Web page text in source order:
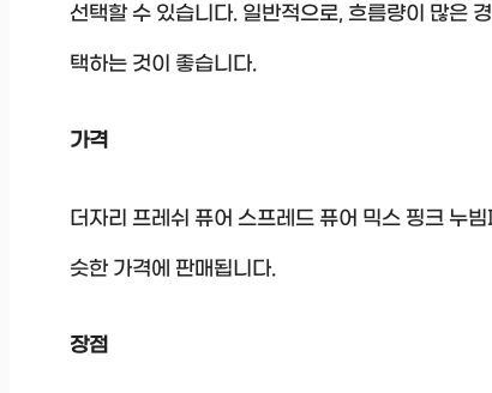
선택할 수 있습니다. 일반적으로, 흐름량이 많은
택하는 것이 좋습니다.
가격
더자리 프레쉬 퓨어 스프레드 퓨어 믹스 핑크 누
슷한 가격에 판매됩니다.
장점